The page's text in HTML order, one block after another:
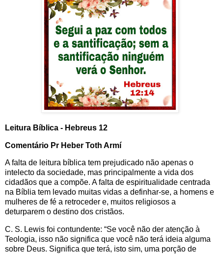
Leitura Bíblica - Hebreus 12
Comentário Pr Heber Toth Armí
A falta de leitura bíblica tem prejudicado não apenas o
intelecto da sociedade, mas principalmente a vida dos
cidadãos que a compõe. A falta de espiritualidade centrada
na Bíblia tem levado muitas vidas a definhar-se, a homens e
mulheres de fé a retroceder e, muitos religiosos a
deturparem o destino dos cristãos.
C. S. Lewis foi contundente: “Se você não der atenção à
Teologia, isso não significa que você não terá ideia alguma
sobre Deus. Significa que terá, isto sim, uma porção de